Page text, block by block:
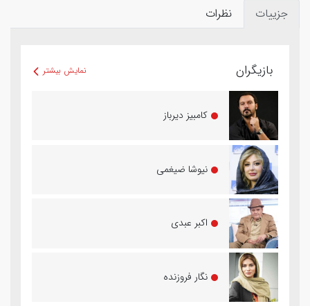
جزییات نظرات
بازیگران نمایش بیشتر
کامبیز دیرباز
نیوشا ضیغمی
اکبر عبدی
نگار فروزنده